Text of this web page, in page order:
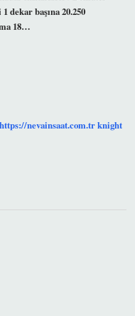
başına 20.250
18…
https://nevainsaat.com.trknight